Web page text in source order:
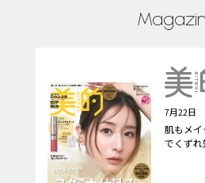
7月22日
肌もメ
でくずれ